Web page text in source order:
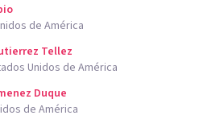
de América
Tellez
Unidos de América
Duque
de América